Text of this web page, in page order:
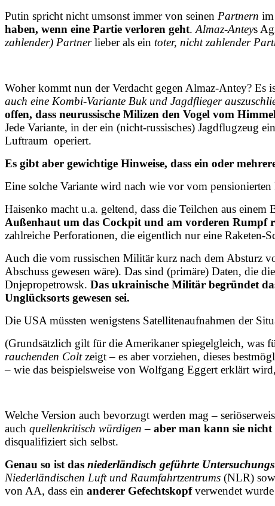
Putin spricht nicht umsonst immer von seinen Partnern im
haben, wenn eine Partie verloren geht. Almaz-Anteys
zahlender) Partnerlieber als ein toter, nicht zahlender
Woher kommt nun der Verdacht gegen Almaz-Antey? Es
auch eine Kombi-Variante Buk und Jagdflieger
offen, dass neurussische Milizen den Vogel vom
Jede Variante, in der ein (nicht-russisches) Jagdflugzeug
Luftraum operiert.
Es gibt aber gewichtige Hinweise, dass ein oder
Eine solche Variante wird nach wie vor vom
Haisenko macht u.a. geltend, dass die Teilchen aus einem
Außenhaut um das Cockpit und am vorderen Rumpf
zahlreiche Perforationen, die eigentlich nur eine Raketen-
Auch die vom russischen Militär kurz nach dem Absturz
Abschuss gewesen wäre). Das sind (primäre) Daten, die
Dnjepropetrowsk. Das ukrainische Militär begründet
Unglücksorts gewesen sei.
Die USA müssten wenigstens Satellitenaufnahmen der
(Grundsätzlich gilt für die Amerikaner spiegelgleich, was
rauchenden Coltzeigt – es aber vorziehen, dieses
– wie das beispielsweise von Wolfgang Eggert erklärt
Welche Version auch bevorzugt werden mag –
auch quellenkritisch würdigen – aber man kann sie nicht
disqualifiziert sich selbst.
Genau so ist das niederländisch geführte
Niederländischen Luft und Raumfahrtzentrums (NLR)
von AA, dass ein anderer Gefechtskopfverwendet wurde